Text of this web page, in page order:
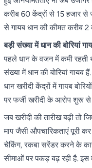
करीब 60 केंद्रों से 15 हजार से
से गायब धान की कीमत करीब
बड़ी संख्या में धान की बोरियां
पहले धान के वजन में कमी रहती
संख्या में धान की बोरियां गायब
धान खरीदी केंद्रों में गायब
पर फर्जी खरीदी के आरोप शुरू
जब खरीदी की तारीख बढ़ी तो
माप जैसी औपचारिकताएं पूरी
चेकिंग, रकबा सरेंडर करने के
सीमाओं पर पकड़ बढ़ रही है. इस